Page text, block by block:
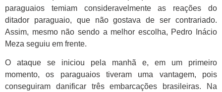
paraguaios temiam consideravelmente as reações do
ditador paraguaio, que não gostava de ser contrariado.
Assim, mesmo não sendo a melhor escolha, Pedro Inácio
Meza seguiu em frente.
O ataque se iniciou pela manhã e, em um primeiro
momento, os paraguaios tiveram uma vantagem, pois
conseguiram danificar três embarcações brasileiras. Na